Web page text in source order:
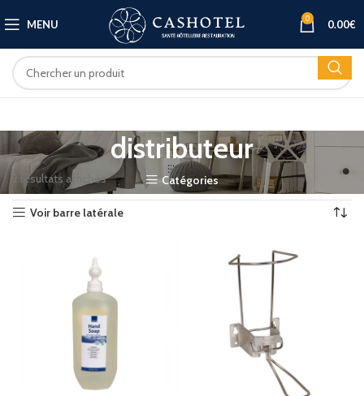
MENU 0 0.00€
distributeur
Catégories
2 résultats affichés
Voir barre latérale